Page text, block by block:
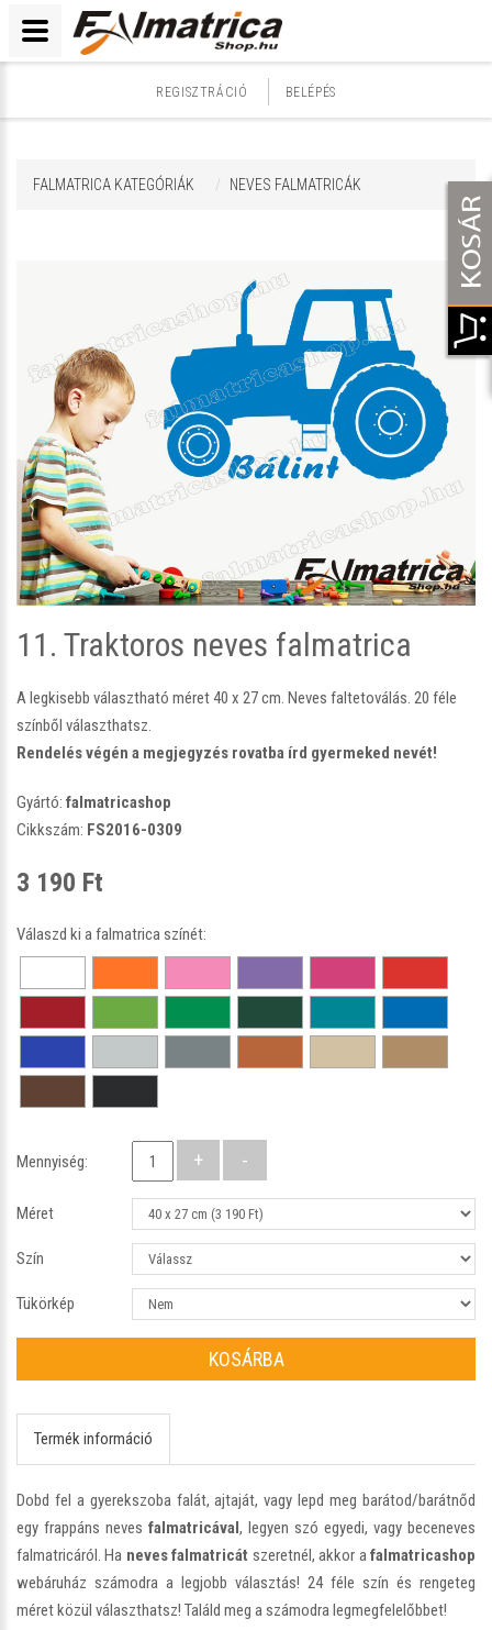
REGISZTRÁCIÓ BELÉPÉS
FALMATRICA KATEGÓRIÁK NEVES FALMATRICÁK
11. Traktoros neves falmatrica
A legkisebb választható méret 40 x 27 cm. Neves faltetoválás. 20 féle
színből választhatsz.
Rendelés végén a megjegyzés rovatba írd gyermeked nevét!
Gyártó: falmatricashop
Cikkszám: FS2016-0309
3 190 Ft
Válaszd ki a falmatrica színét:
Mennyiség:
Méret
Szín
Tükörkép
KOSÁRBA
Termék információ
Dobd fel a gyerekszoba falát, ajtaját, vagy lepd meg barátod/barátnőd
egy frappáns neves falmatricával, legyen szó egyedi, vagy beceneves
falmatricáról. Ha neves falmatricát szeretnél, akkor afalmatricashop
webáruház számodra a legjobb választás! 24 féle szín és rengeteg
méret közül választhatsz! Találd meg a számodra legmegfelelőbbet!